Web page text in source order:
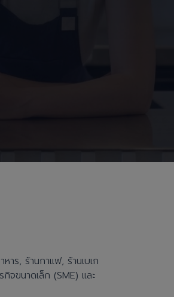
หาร, ร้านกาแฟ, ร้านเบเก
จขนาดเล็ก (SME) และ